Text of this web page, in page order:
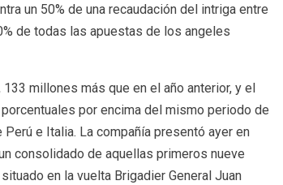
un 50% de una recaudación del intriga entre
de todas las apuestas de los angeles
millones más que en el año anterior, y el
por encima del mismo periodo de
e Italia. La compañía presentó ayer en
consolidado de aquellas primeros nueve
en la vuelta Brigadier General Juan